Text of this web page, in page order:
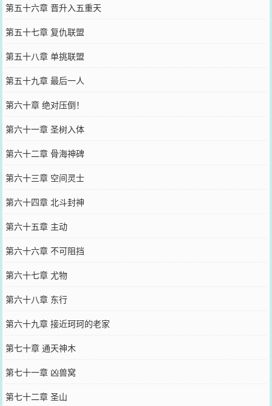
第五十六章 晋升入五重天
第五十七章 复仇联盟
第五十八章 单挑联盟
第五十九章 最后一人
第六十章 绝对压倒！
第六十一章 圣树入体
第六十二章 骨海神碑
第六十三章 空间灵士
第六十四章 北斗封神
第六十五章 主动
第六十六章 不可阻挡
第六十七章 尤物
第六十八章 东行
第六十九章 接近珂珂的老家
第七十章 通天神木
第七十一章 凶兽窝
第七十二章 圣山